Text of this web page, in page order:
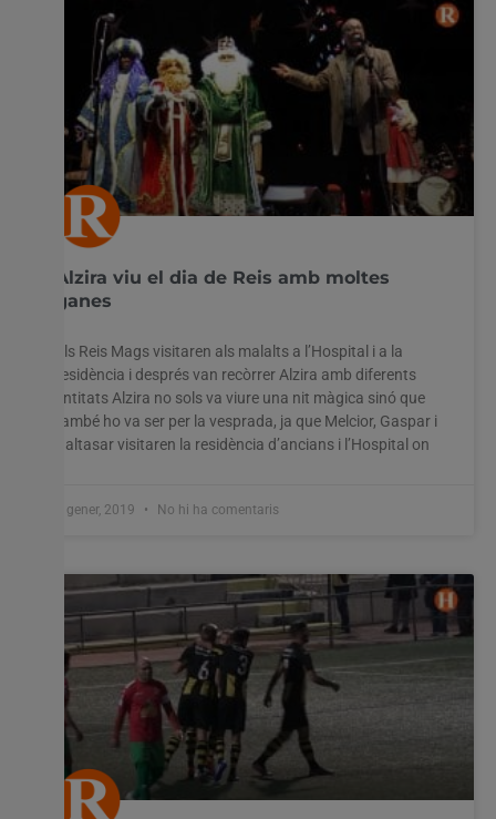
Alzira viu el dia de Reis amb moltes
ganes
Els Reis Mags visitaren als malalts a l’Hospital i a la
residència i després van recòrrer Alzira amb diferents
entitats Alzira no sols va viure una nit màgica sinó que
també ho va ser per la vesprada, ja que Melcior, Gaspar i
Baltasar visitaren la residència d’ancians i l’Hospital on
7 gener, 2019 No hi ha comentaris